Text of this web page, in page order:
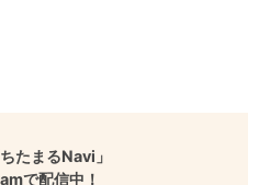
たまるNavi」
で配信中！